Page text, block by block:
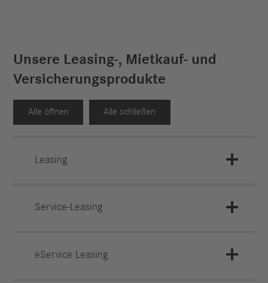
Unsere Leasing-, Mietkauf- und
Versicherungsprodukte
Alle öffnen Alle schließen
Leasing
Service-Leasing
eService Leasing